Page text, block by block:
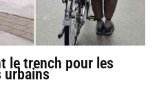
le trench pour les
urbains